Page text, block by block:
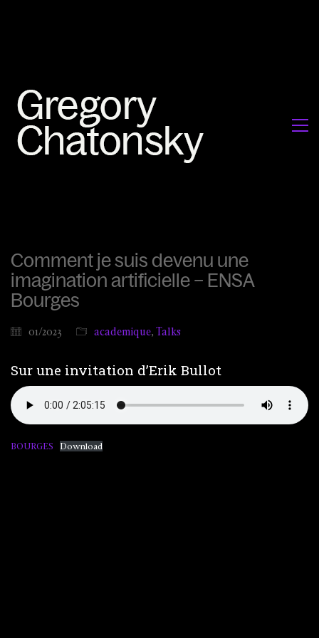
Comment je suis devenu une
imagination artificielle – ENSA
Bourges
01/2023 academique, Talks
Sur une invitation d’Erik Bullot
BOURGES Download